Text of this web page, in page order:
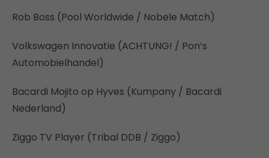
Rob Boss (Pool Worldwide / Nobele Match)
Volkswagen Innovatie (ACHTUNG! / Pon’s
Automobielhandel)
Bacardi Mojito op Hyves (Kumpany / Bacardi
Nederland)
Ziggo TV Player (Tribal DDB / Ziggo)